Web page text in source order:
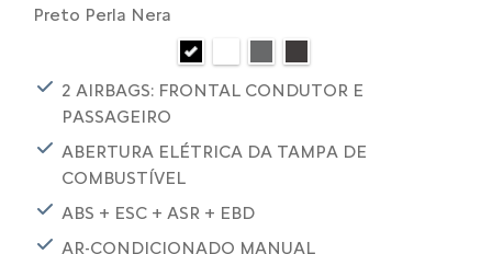
Preto Perla Nera
2 AIRBAGS: FRONTAL CONDUTOR E
PASSAGEIRO
ABERTURA ELÉTRICA DA TAMPA DE
COMBUSTÍVEL
ABS + ESC + ASR + EBD
AR-CONDICIONADO MANUAL